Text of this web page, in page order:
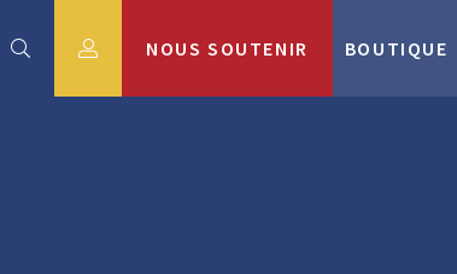
NOUS SOUTENIR BOUTIQUE